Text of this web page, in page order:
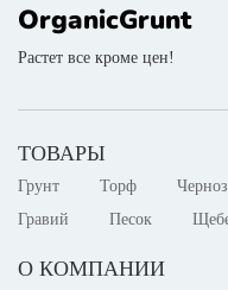
OrganicGrunt
Растет все кроме цен!
ТОВАРЫ
Грунт Торф
Гравий
Песок
О КОМПАНИИ